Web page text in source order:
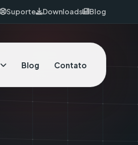
Suporte Downloads Blog
Blog Contato